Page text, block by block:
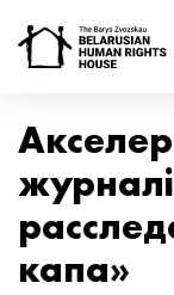
капа»